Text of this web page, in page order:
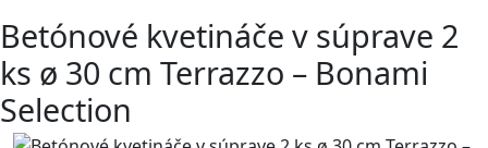
Betónové kvetináče v súprave 2
ks ø 30 cm Terrazzo – Bonami
Selection